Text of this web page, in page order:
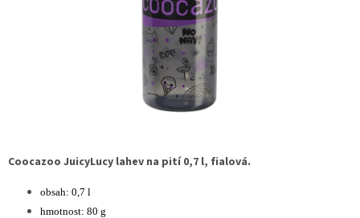
Coocazoo JuicyLucy lahev na pití 0,7 l, fialová.
obsah: 0,7 l
hmotnost: 80 g